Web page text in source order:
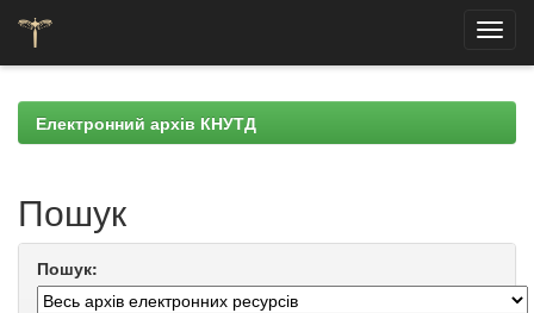
navigationЕлектронний архів КНУТД
Пошук
Пошук: